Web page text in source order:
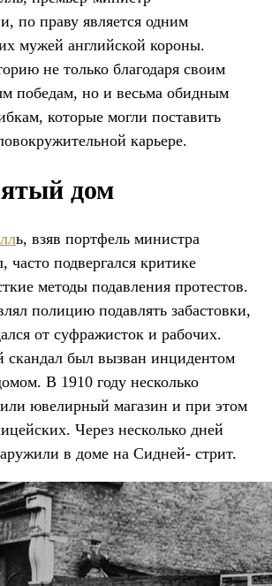
по праву является одним
мужей английской короны.
не только благодаря своим
победам, но и весьма обидным
которые могли поставить
карьере.
дом
ь, взяв портфель министра
часто подвергался критике
методы подавления протестов.
полицию подавлять забастовки,
от суфражисток и рабочих.
был вызван инцидентом
В 1910 году несколько
ювелирный магазин и при этом
Через несколько дней
в доме на Сидней- стрит.